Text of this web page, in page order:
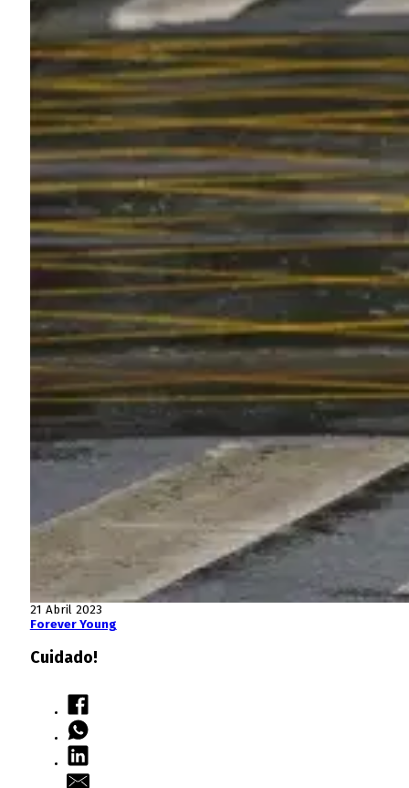
21 Abril 2023
Forever Young
Cuidado!